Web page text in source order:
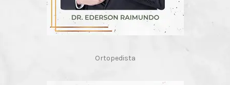
Ortopedista